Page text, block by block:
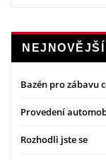
Bazén pro zábavu
Provedení
Rozhodli jste se